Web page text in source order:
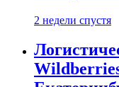
2 недели спустя